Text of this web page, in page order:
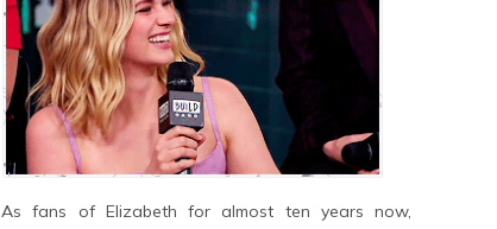
As fans of Elizabeth for almost ten years now,